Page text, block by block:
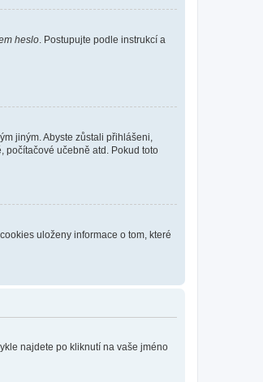
heslo. Postupujte podle instrukcí a
jiným. Abyste zůstali přihlášeni,
počítačové učebně atd. Pokud toto
uloženy informace o tom, které
najdete po kliknutí na vaše jméno